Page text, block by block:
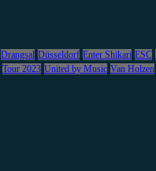
Drangsal Düsseldorf Enter Shikari ESC
Tour 2023 United by Music Van Holzen